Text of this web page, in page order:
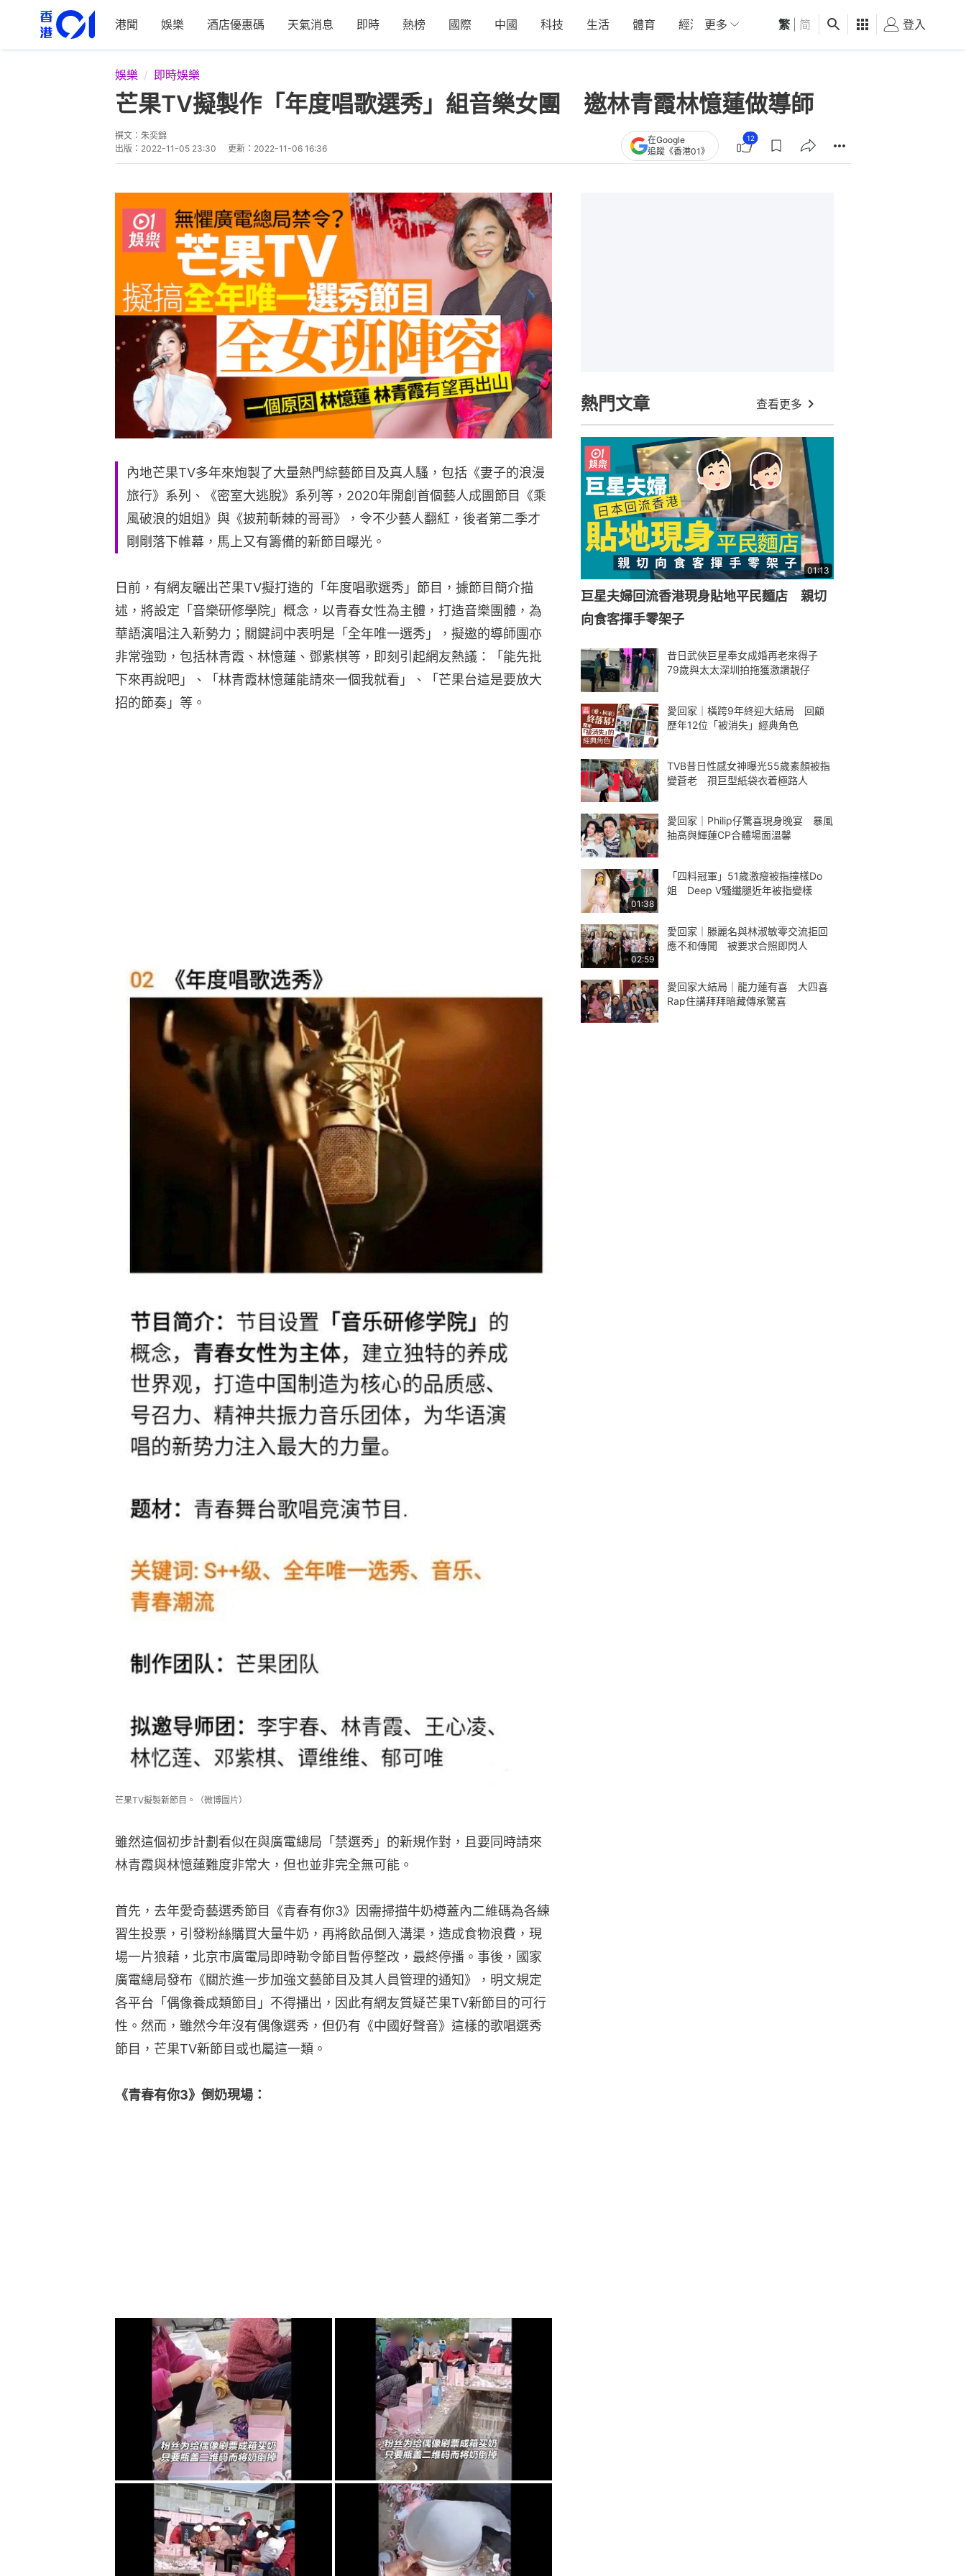
港聞 娛樂 酒店優惠碼 天氣消息 即時 熱榜 國際 中國 科技 生活 體育 經濟 01深圳 觀點 健康 好食玩飛
更多 繁 简 登入
娛樂 即時娛樂
芒果TV擬製作「年度唱歌選秀」組音樂女團 邀林青霞林憶蓮做導師
撰文： 朱奕錦
出版： 2022-11-05 23:30 更新： 2022-11-06 16:36
在Google
追蹤《香港01》
12
內地芒果TV多年來炮製了大量熱門綜藝節目及真人騷，包括《妻子的浪漫
旅行》系列、《密室大逃脫》系列等，2020年開創首個藝人成團節目《乘
風破浪的姐姐》與《披荊斬棘的哥哥》，令不少藝人翻紅，後者第二季才
剛剛落下帷幕，馬上又有籌備的新節目曝光。
日前，有網友曬出芒果TV擬打造的「年度唱歌選秀」節目，據節目簡介描
述，將設定「音樂研修學院」概念，以青春女性為主體，打造音樂團體，為
華語演唱注入新勢力；關鍵詞中表明是「全年唯一選秀」，擬邀的導師團亦
非常強勁，包括林青霞、林憶蓮、鄧紫棋等，即刻引起網友熱議：「能先批
下來再說吧」、「林青霞林憶蓮能請來一個我就看」、「芒果台這是要放大
招的節奏」等。
芒果TV擬製新節目。（微博圖片）
雖然這個初步計劃看似在與廣電總局「禁選秀」的新規作對，且要同時請來
林青霞與林憶蓮難度非常大，但也並非完全無可能。
首先，去年愛奇藝選秀節目《青春有你3》因需掃描牛奶樽蓋內二維碼為各練
習生投票，引發粉絲購買大量牛奶，再將飲品倒入溝渠，造成食物浪費，現
場一片狼藉，北京市廣電局即時勒令節目暫停整改，最終停播。事後，國家
廣電總局發布《關於進一步加強文藝節目及其人員管理的通知》，明文規定
各平台「偶像養成類節目」不得播出，因此有網友質疑芒果TV新節目的可行
性。然而，雖然今年沒有偶像選秀，但仍有《中國好聲音》這樣的歌唱選秀
節目，芒果TV新節目或也屬這一類。
《青春有你3》倒奶現場：
熱門文章 查看更多
01:13
巨星夫婦回流香港現身貼地平民麵店 親切
向食客揮手零架子
昔日武俠巨星奉女成婚再老來得子
79歲與太太深圳拍拖獲激讚靚仔
愛回家｜橫跨9年終迎大結局 回顧
歷年12位「被消失」經典角色
TVB昔日性感女神曝光55歲素顏被指
變蒼老 孭巨型紙袋衣着極路人
愛回家｜Philip仔驚喜現身晚宴 暴風
抽高與輝蓮CP合體場面溫馨
01:38
「四料冠軍」51歲激瘦被指撞樣Do
姐 Deep V騷纖腿近年被指變樣
02:59
愛回家｜滕麗名與林淑敏零交流拒回
應不和傳聞 被要求合照即閃人
愛回家大結局｜龍力蓮有喜 大四喜
Rap住講拜拜暗藏傳承驚喜